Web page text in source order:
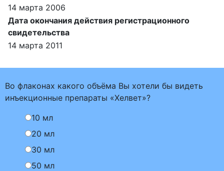
14 марта 2006
Дата окончания действия регистрационного
свидетельства
14 марта 2011
Во флаконах какого объёма Вы хотели бы видеть
инъекционные препараты «Хелвет»?
10 мл
20 мл
30 мл
50 мл